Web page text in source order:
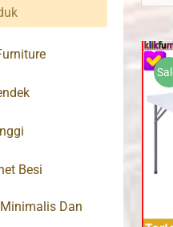
Besi
Dan